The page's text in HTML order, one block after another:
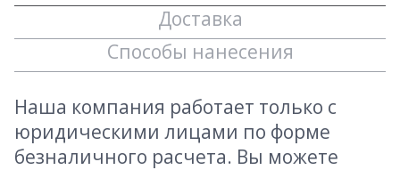
Доставка
Способы нанесения
Наша компания работает только с
юридическими лицами по форме
безналичного расчета. Вы можете